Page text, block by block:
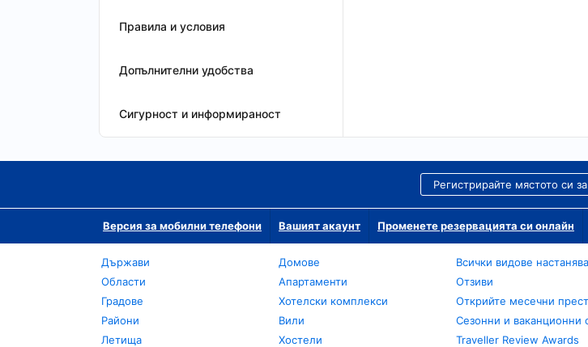
Правила и условия
Допълнителни удобства
Сигурност и информираност
Регистрирайте мястото си
Версия за мобилни телефони Вашият акаунт Променете резервацията си онлайн
Държави
Области
Градове
Райони
Летища
Домове
Апартаменти
Хотелски комплекси
Вили
Хостели
Всички видове
Отзиви
Открийте месечни
Сезонни и ваканционни
Traveller Review Awards